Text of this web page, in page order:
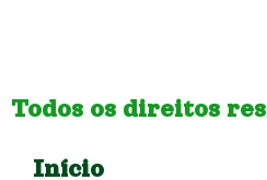
Todos os direitos
Início